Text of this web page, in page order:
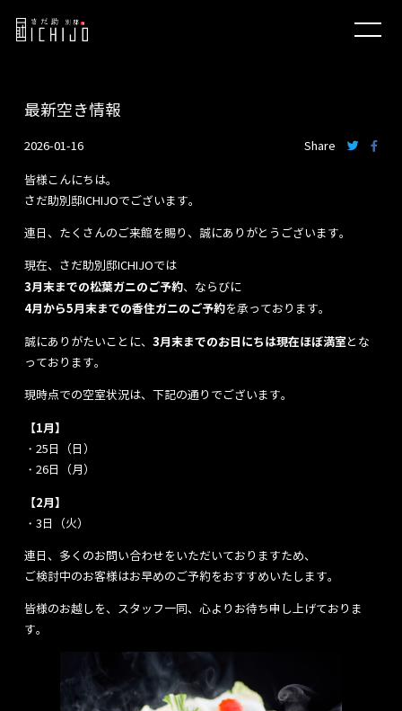
最新空き情報
2026-01-16 Share
皆様こんにちは。
さだ助別邸ICHIJOでございます。
連日、たくさんのご来館を賜り、誠にありがとうございます。
現在、さだ助別邸ICHIJOでは
3月末までの松葉ガニのご予約、ならびに
4月から5月末までの香住ガニのご予約を承っております。
誠にありがたいことに、 3月末までのお日にちは現在ほぼ満室とな
っております。
現時点での空室状況は、下記の通りでございます。
【1月】
・25日（日）
・26日（月）
【2月】
・3日（火）
連日、多くのお問い合わせをいただいておりますため、
ご検討中のお客様はお早めのご予約をおすすめいたします。
皆様のお越しを、スタッフ一同、心よりお待ち申し上げておりま
す。